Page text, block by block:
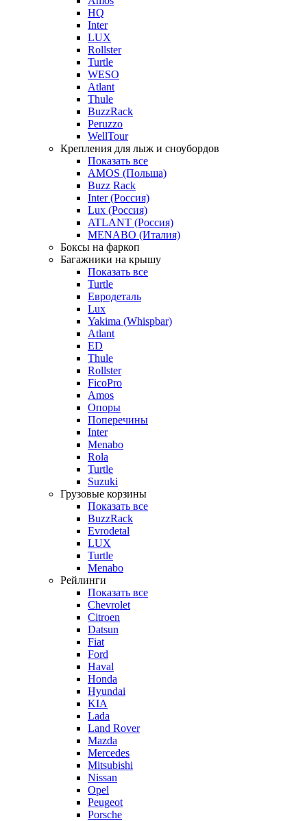
HQ
Inter
LUX
Rollster
Turtle
WESO
Atlant
Thule
BuzzRack
Peruzzo
WellTour
Крепления для лыж и сноубордов
Показать все
AMOS (Польша)
Buzz Rack
Inter (Россия)
Lux (Россия)
ATLANT (Россия)
MENABO (Италия)
Боксы на фаркоп
Багажники на крышу
Показать все
Turtle
Евродеталь
Lux
Yakima (Whispbar)
Atlant
ED
Thule
Rollster
FicoPro
Amos
Опоры
Поперечины
Inter
Menabo
Rola
Turtle
Suzuki
Грузовые корзины
Показать все
BuzzRack
Evrodetal
LUX
Turtle
Menabo
Рейлинги
Показать все
Chevrolet
Citroen
Datsun
Fiat
Ford
Haval
Honda
Hyundai
KIA
Lada
Land Rover
Mazda
Mercedes
Mitsubishi
Nissan
Opel
Peugeot
Porsche